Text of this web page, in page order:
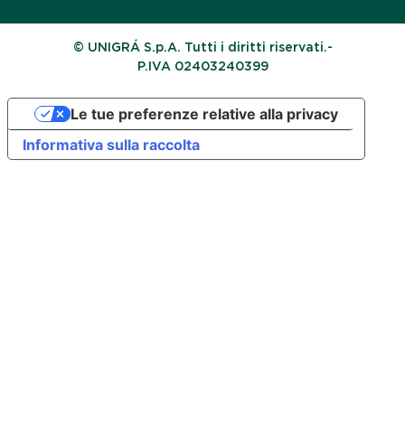
© UNIGRÁ S.p.A. Tutti i diritti riservati.-
P.IVA 02403240399
Informativa sulla raccolta
Le tue preferenze relative alla privacy